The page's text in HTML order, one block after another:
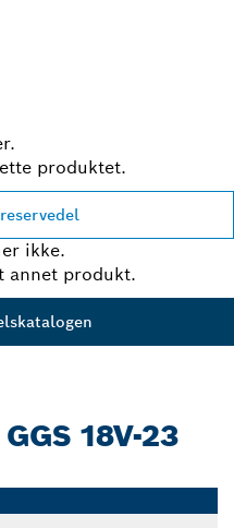
produktet.
ikke.
annet produkt.
GGS 18V-23